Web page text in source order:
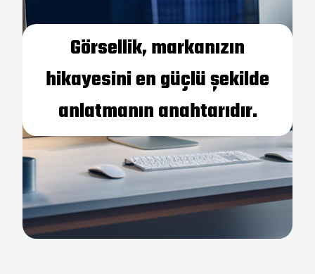
Görsellik, markanızın
hikayesini en güçlü şekilde
anlatmanın anahtarıdır.